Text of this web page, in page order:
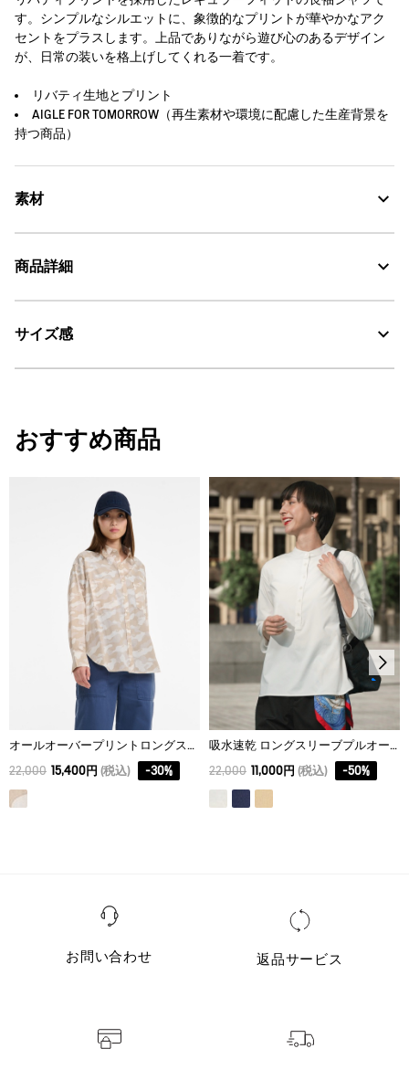
す。シンプルなシルエットに、象徴的なプリントが華やかなアク
セントをプラスします。上品でありながら遊び心のあるデザイン
が、日常の装いを格上げしてくれる一着です。
リバティ生地とプリント
AIGLE FOR TOMORROW（再生素材や環境に配慮した生産背景を
持つ商品）
素材
オーガニックコットン100%
リバティ・ファブリックス
商品詳細
・色：ラズリ プリント (00E)
サイズ感
34
51 51
53 53
40 55
おすすめ商品
オールオーバープリントロングスリーブシャツ
22,000 15,400円 (税込) -30%
吸水速乾 ロングスリーブプルオーバーシャツ RP
22,000 11,000円 (税込) -50%
お問い合わせ 返品サービス